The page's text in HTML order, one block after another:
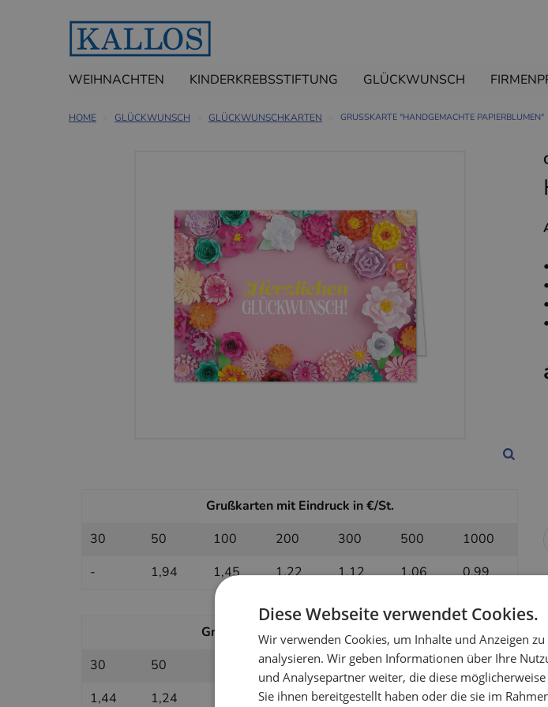
WEIHNACHTEN
KINDERKREBSSTIFTUNG GLÜCKWUNSCH
HOME GLÜCKWUNSCH GLÜCKWUNSCHKARTEN GRUSSKARTE "HANDGEMACHTE PAPIERBLUMEN"
Grußkarten mit Eindruck in €/St.
30
50 100 200 300 500
1000
-
1,94 1,45 1,22 1,12 1,06 0,99
Grußkarten ohne Eindruck in €/St.
30
50 200 300 500
1000
1,44
1,24 0,94 0,90 0,88 0,84
Diese Webseite verwendet Cookies.
Wir verwenden Cookies, um Inhalte und Anzeigen
analysieren. Wir geben Informationen über Ihre
und Analysepartner weiter, die diese
Sie ihnen bereitgestellt haben oder die sie im